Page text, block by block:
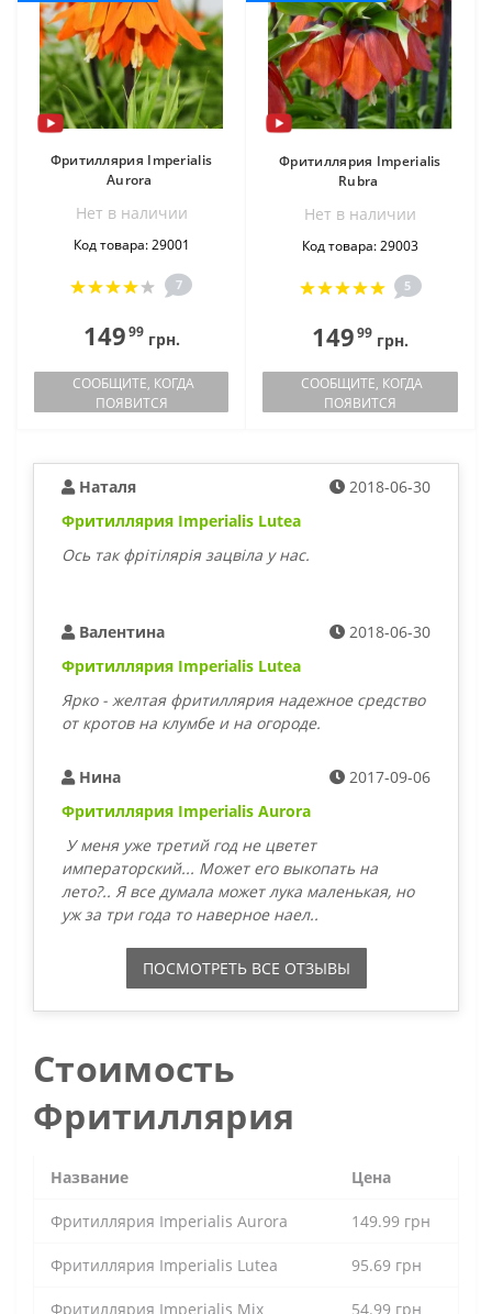
Фритиллярия Imperialis
Aurora
Нет в наличии
Код товара: 29001
7
14999грн.
СООБЩИТЕ, КОГДА
ПОЯВИТСЯ
Фритиллярия Imperialis
Rubra
Нет в наличии
Код товара: 29003
5
14999 грн.
СООБЩИТЕ, КОГДА
ПОЯВИТСЯ
Наталя
2018-06-30
Фритиллярия Imperialis Lutea
Ось так фрітілярія зацвіла у нас.
Валентина
2018-06-30
Фритиллярия Imperialis Lutea
Ярко - желтая фритиллярия надежное средство
от кротов на клумбе и на огороде.
Нина
2017-09-06
Фритиллярия Imperialis Aurora
У меня уже третий год не цветет
императорский... Может его выкопать на
лето?.. Я все думала может лука маленькая, но
уж за три года то наверное наел..
ПОСМОТРЕТЬ ВСЕ ОТЗЫВЫ
Стоимость
Фритиллярия
Название Цена
Фритиллярия Imperialis Aurora 149.99 грн
Фритиллярия Imperialis Lutea 95.69 грн
Фритиллярия Imperialis Mix 54.99 грн